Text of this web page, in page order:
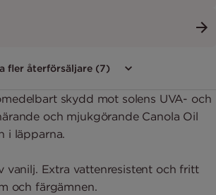
fler återförsäljare (7)
skydd mot solens UVA- och
och mjukgörande Canola Oil
i läpparna.
vanilj. Extra vattenresistent och fritt
och färgämnen.